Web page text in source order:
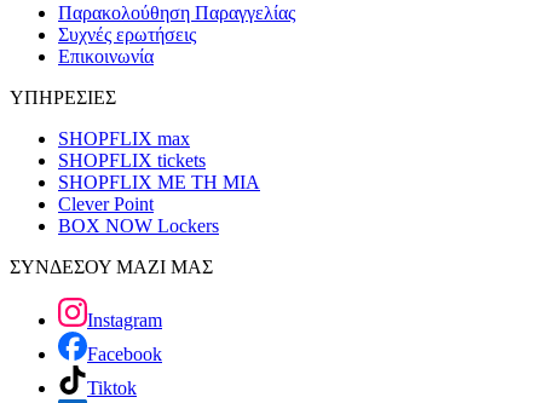
Παρακολούθηση Παραγγελίας
Συχνές ερωτήσεις
Επικοινωνία
ΥΠΗΡΕΣΙΕΣ
SHOPFLIX max
SHOPFLIX tickets
SHOPFLIX ΜΕ ΤΗ ΜΙΑ
Clever Point
BOX NOW Lockers
ΣΥΝΔΕΣΟΥ ΜΑΖΙ ΜΑΣ
Instagram
Facebook
Tiktok